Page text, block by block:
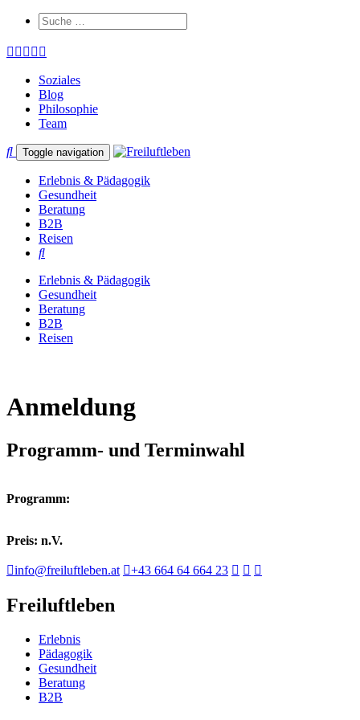
Soziales
Blog
Philosophie
Team
Toggle navigation
Erlebnis & Pädagogik
Gesundheit
Beratung
B2B
Reisen
Erlebnis & Pädagogik
Gesundheit
Beratung
B2B
Reisen
Anmeldung
Programm- und Terminwahl
Programm:
Preis: n.V.
info@freiluftleben.at +43 664 64 664 23
Freiluftleben
Erlebnis
Pädagogik
Gesundheit
Beratung
B2B